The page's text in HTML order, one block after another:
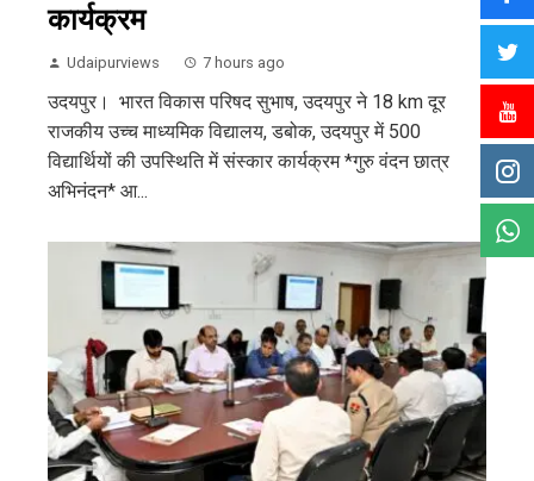
कार्यक्रम
Udaipurviews 7 hours ago
उदयपुर। भारत विकास परिषद सुभाष, उदयपुर ने 18 km दूर
राजकीय उच्च माध्यमिक विद्यालय, डबोक, उदयपुर में 500
विद्यार्थियों की उपस्थिति में संस्कार कार्यक्रम *गुरु वंदन छात्र
अभिनंदन* आ...